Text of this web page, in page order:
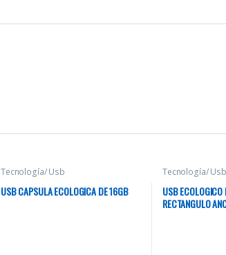
Tecnología/ Usb
USB CAPSULA ECOLOGICA DE 16GB
Tecnología/ Usb
USB
RECTANGULO